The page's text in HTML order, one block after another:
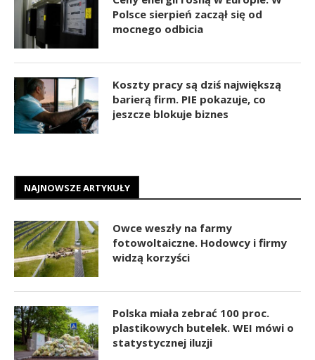
Polsce sierpień zaczął się od
mocnego odbicia
Koszty pracy są dziś największą
barierą firm. PIE pokazuje, co
jeszcze blokuje biznes
NAJNOWSZE ARTYKUŁY
Owce weszły na farmy
fotowoltaiczne. Hodowcy i firmy
widzą korzyści
Polska miała zebrać 100 proc.
plastikowych butelek. WEI mówi o
statystycznej iluzji